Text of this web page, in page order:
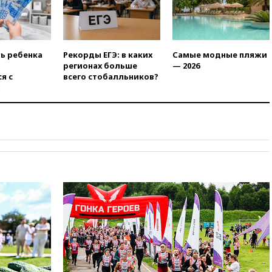
16:45
«Яблоко» подаст иск к
депутату Госдумы Алексею
Журавлеву
шесть гимнастов сборной
России не получили визы на
ЧЕ
16:00Создатели пирамиды
15:45Верховный суд 10
августа рассмотрит иск о
снятии «Яблока» с выборов
15:35 Четыре человека
пострадали при пожаре на
складе с красками в Брянске
ребенка
с
Рекорды ЕГЭ: в каких
регионах больше
всего стобалльников?
Самые модные пляжи
— 2026